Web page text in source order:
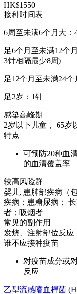
HK$1550
接种时间表
6周至未满6个月大：
足6个月至未满12个
3针相隔最少8周)
足12个月至未满24
足2岁：1针
感染高峰期
2岁以下儿童， 65岁
特点
可预防20种血
的血清覆盖率
较高风险群
婴儿, 患肺部疾病（
疾病；患糖尿病；
者；吸烟者
常见的副作用
发烧、注射部位反应
谁不应接种疫苗
对疫苗成分或
反应
乙型流感嗜血桿菌